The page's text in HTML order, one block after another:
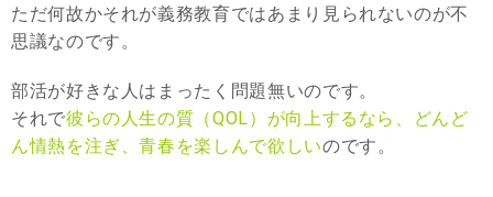
ただ何故かそれが義務教育ではあまり見られないのが不
思議なのです。
部活が好きな人はまったく問題無いのです。
それで彼らの人生の質（QOL）が向上するなら、どんど
ん情熱を注ぎ、青春を楽しんで欲しいのです。